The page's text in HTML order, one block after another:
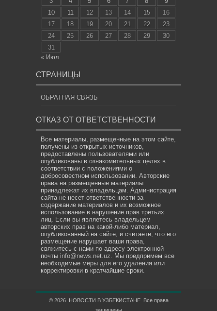
10
11 12 13 14 15
16
17
18 19 20 21 22
23
24
25 26 27 28 29
30
31
« Июл
СТРАНИЦЫ
ОБРАТНАЯ СВЯЗЬ
ОТКАЗ ОТ ОТВЕТСТВЕННОСТИ
Все материалы, размещенные на этом сайте,
получены из открытых источников,
предоставлены пользователями или
опубликованы в ознакомительных целях в
соответствии с положениями о
добросовестном использовании. Авторские
права на размещенные материалы
принадлежат их владельцам. Администрация
сайта не несет ответственности за
содержание материалов и их возможное
использование в нарушение прав третьих
лиц. Если вы являетесь владельцем
авторских прав на какой-либо материал,
опубликованный на сайте, и считаете, что его
размещение нарушает ваши права,
свяжитесь с нами по адресу электронной
почты info@news.net.uz . Мы предпримем все
необходимые меры для его удаления или
корректировки в кратчайшие сроки.
© 2026. НОВОСТИ В УЗБЕКИСТАНЕ. Все права